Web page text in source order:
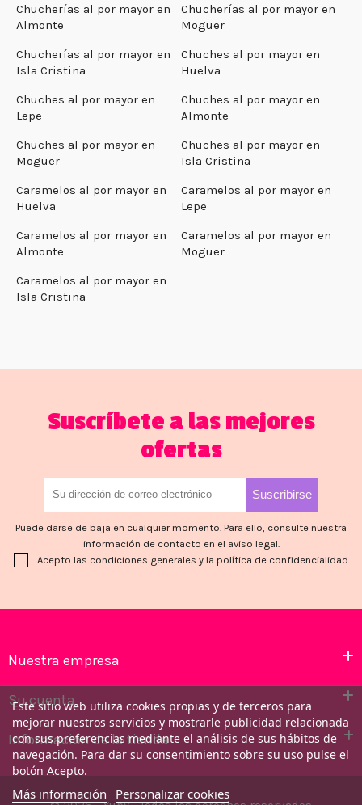
Chucherías al por mayor en
Almonte
Chucherías al por mayor en
Moguer
Chucherías al por mayor en
Isla Cristina
Chuches al por mayor en
Huelva
Chuches al por mayor en
Lepe
Chuches al por mayor en
Almonte
Chuches al por mayor en
Moguer
Chuches al por mayor en
Isla Cristina
Caramelos al por mayor en
Huelva
Caramelos al por mayor en
Lepe
Caramelos al por mayor en
Almonte
Caramelos al por mayor en
Moguer
Caramelos al por mayor en
Isla Cristina
Suscríbete a las mejores
ofertas
Puede darse de baja en cualquier momento. Para ello, consulte nuestra
información de contacto en el aviso legal.
Acepto las condiciones generales y la política de confidencialidad
Nuestra empresa
Su cuenta
Información de la tienda
Este sitio web utiliza cookies propias y de terceros para
mejorar nuestros servicios y mostrarle publicidad relacionada
con sus preferencias mediante el análisis de sus hábitos de
navegación. Para dar su consentimiento sobre su uso pulse el
botón Acepto.
Más información Personalizar cookies